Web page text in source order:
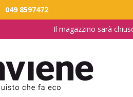
049 8597472
Il magazzino sarà